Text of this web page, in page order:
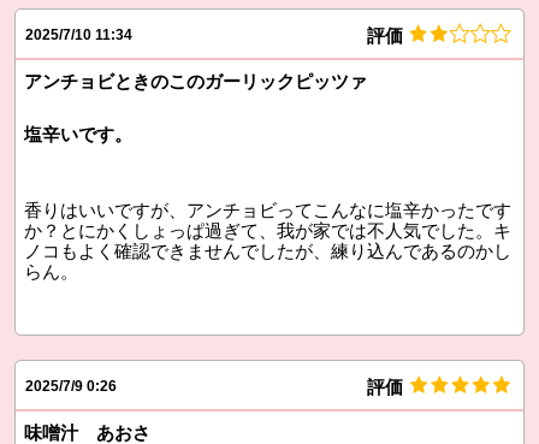
2025/7/10 11:34 評価
アンチョビときのこのガーリックピッツァ
塩辛いです。
香りはいいですが、アンチョビってこんなに塩辛かったです
か？とにかくしょっぱ過ぎて、我が家では不人気でした。キ
ノコもよく確認できませんでしたが、練り込んであるのかし
らん。
2025/7/9 0:26 評価
味噌汁 あおさ